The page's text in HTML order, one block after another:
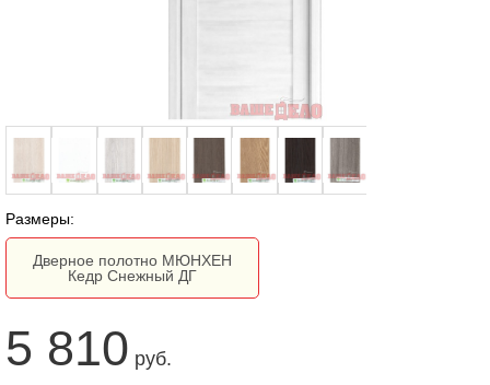
Размеры:
Дверное полотно МЮНХЕН
Кедр Снежный ДГ
5 810 руб.